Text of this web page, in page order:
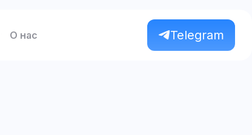
О нас Telegram